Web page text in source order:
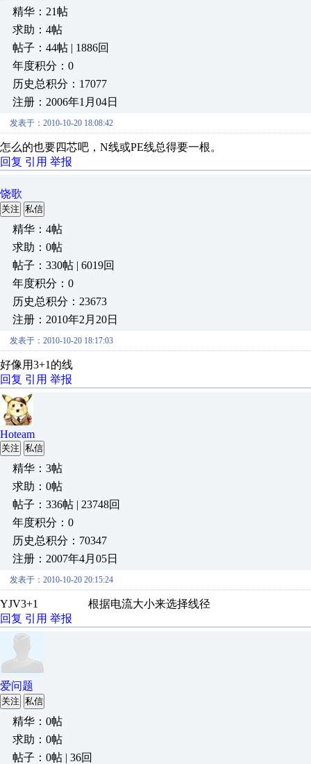
精华：21帖
求助：4帖
帖子：44帖 | 1886回
年度积分：0
历史总积分：17077
注册：2006年1月04日
发表于：2010-10-20 18:08:42
怎么的也要四芯吧，N线或PE线总得要一根。
回复 引用 举报
饶歌
关注 私信
精华：4帖
求助：0帖
帖子：330帖 | 6019回
年度积分：0
历史总积分：23673
注册：2010年2月20日
发表于：2010-10-20 18:17:03
好像用3+1的线
回复 引用 举报
Hoteam
关注 私信
精华：3帖
求助：0帖
帖子：336帖 | 23748回
年度积分：0
历史总积分：70347
注册：2007年4月05日
发表于：2010-10-20 20:15:24
YJV3+1 根据电流大小来选择线径
回复 引用 举报
爱问题
关注 私信
精华：0帖
求助：0帖
帖子：0帖 | 36回